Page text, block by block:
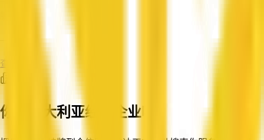
查看资料
你在澳大利亚经营企业吗？